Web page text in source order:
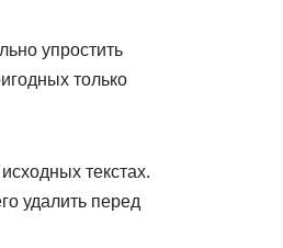
упростить
только
текстах.
удалить перед